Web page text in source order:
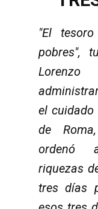
"El
pobres",
Lorenzo
el cuidado
de
ordenó a
riquezas
tres días